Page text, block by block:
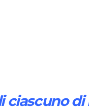
ciascuno di